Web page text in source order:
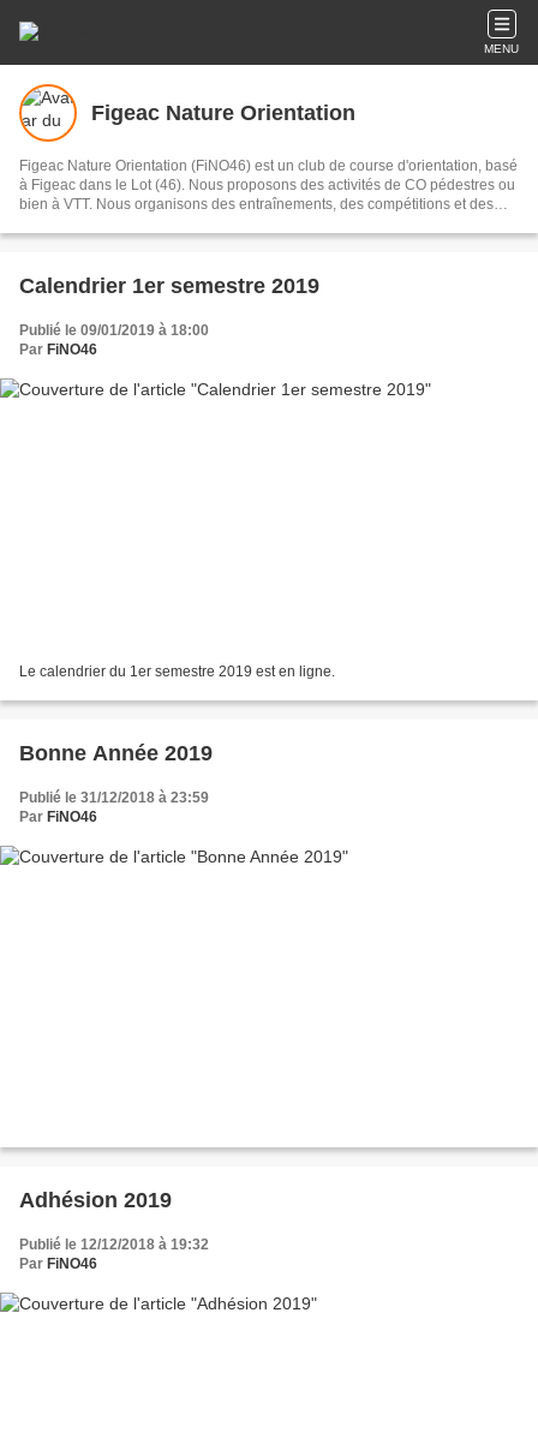
MENU
Figeac Nature Orientation
Figeac Nature Orientation (FiNO46) est un club de course d'orientation, basé
à Figeac dans le Lot (46). Nous proposons des activités de CO pédestres ou
bien à VTT. Nous organisons des entraînements, des compétitions et des
entraînement technique hebdomadaire pour votre progression.
Calendrier 1er semestre 2019
Publié le 09/01/2019 à 18:00
Par FiNO46
Le calendrier du 1er semestre 2019 est en ligne.
Bonne Année 2019
Publié le 31/12/2018 à 23:59
Par FiNO46
Adhésion 2019
Publié le 12/12/2018 à 19:32
Par FiNO46